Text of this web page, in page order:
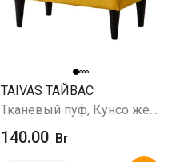
TAIVAS ТАЙВАС
140.00 Br